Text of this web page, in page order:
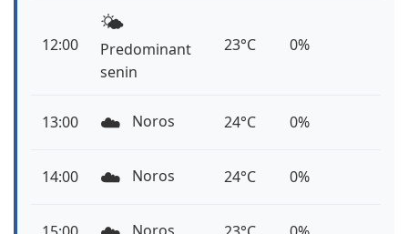
12:00
🌤️
Predominant
senin
23°C 0%
13:00 ☁️ Noros 24°C 0%
14:00 ☁️ Noros 24°C 0%